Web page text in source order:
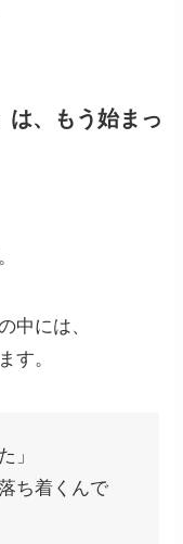
は、もう始まっ
中には、
す。
」
ち着くんで